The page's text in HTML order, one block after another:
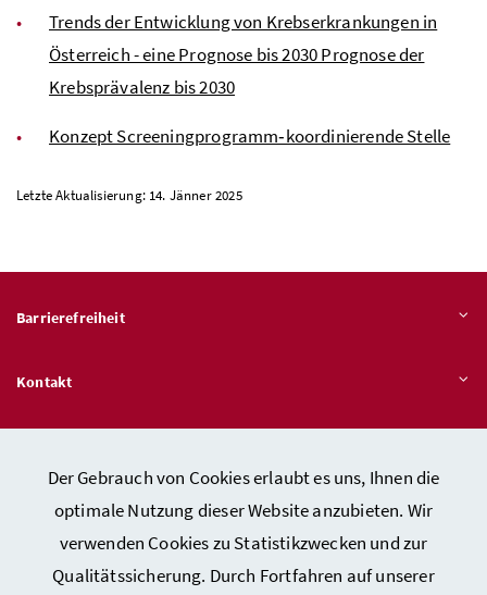
Der Gebrauch von Cookies erlaubt es uns, Ihnen die
optimale Nutzung dieser Website anzubieten. Wir
verwenden Cookies zu Statistikzwecken und zur
Qualitätssicherung. Durch Fortfahren auf unserer
Trends der Entwicklung von Krebserkrankungen in
Österreich - eine Prognose bis 2030 Prognose der
Krebsprävalenz bis 2030
Konzept Screeningprogramm‐koordinierende Stelle
Letzte Aktualisierung: 14. Jänner 2025
Barrierefreiheit
Kontakt
Hinweisgeber:innen – Stelle für Rechtsverletzungen